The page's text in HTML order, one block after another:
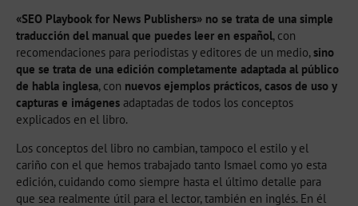
«SEO Playbook for News Publishers» no se trata de una simple
traducción del manual que puedes leer en español, con
recomendaciones para periodistas y editores de un medio,sino
que se trata de una edición completamente adaptada al público
de habla inglesa, con nuevos ejemplos prácticos, casos de uso y
capturas e imágenes adaptadas de todos los conceptos
explicados en el libro.
Los conceptos del libro no cambian, tampoco el estilo y el
cariño con el que hemos trabajado tanto Ismael como yo esta
edición, cuidando como siempre hasta el último detalle para
que sea realmente útil para el lector, también en inglés. En él